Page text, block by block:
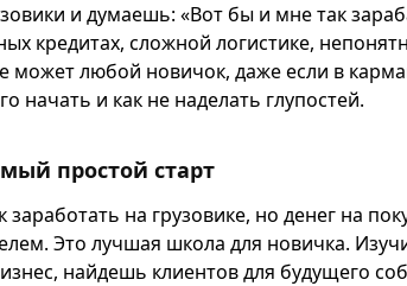
и думаешь: «Вот бы и мне так
кредитах, сложной логистике,
может любой новичок, даже если в
начать и как не наделать глупостей.
простой старт
заработать на грузовике, но денег на
Это лучшая школа для новичка.
найдешь клиентов для будущего